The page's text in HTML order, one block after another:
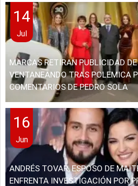
14
Jul
MARCAS RETIRAN PUBLICIDAD DE
VENTANEANDO TRAS POLEMICA
COMENTARIOS DE PEDRO SOLA
16
Jun
ANDRÉS TOVAR, ESPOSO DE
ENFRENTA INVESTIGACIÓN POR